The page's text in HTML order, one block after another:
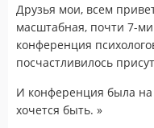
Друзья мои, всем
масштабная, почти 7-
конференция
посчастливилось
И конференция была
хочется быть. »